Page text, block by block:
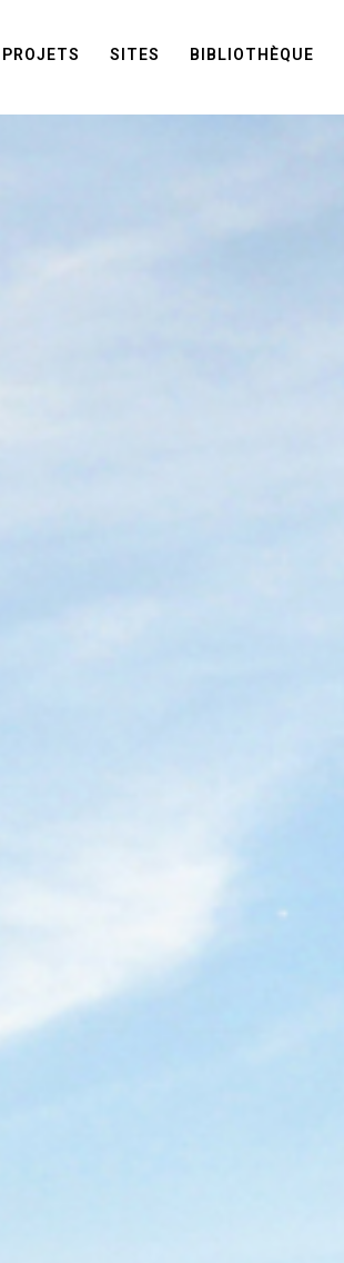
PROJETS SITES BIBLIOTHÈQUE